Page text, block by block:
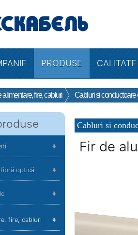
PRODUSE CALITATE
fire, cabluri Cabluri si conductoare
optică
fire, cabluri
Cabluri si
Fir de